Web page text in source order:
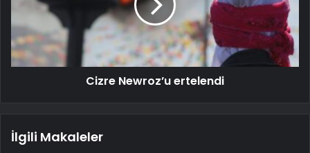
Cizre Newroz’u ertelendi
İlgili Makaleler